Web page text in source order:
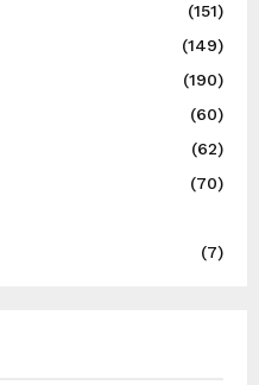
(151)
(149)
(190)
(60)
(62)
(70)
(7)